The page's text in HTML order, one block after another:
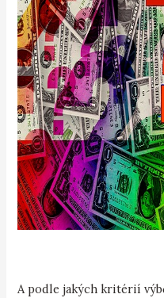
A podle jakých kritérií